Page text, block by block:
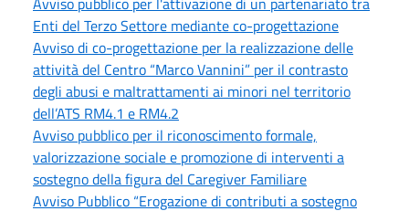
Enti del Terzo Settore mediante co-progettazione
Avviso di co-progettazione per la realizzazione delle
attività del Centro “Marco Vannini” per il contrasto
degli abusi e maltrattamenti ai minori nel territorio
dell’ATS RM4.1 e RM4.2
Avviso pubblico per il riconoscimento formale,
valorizzazione sociale e promozione di interventi a
sostegno della figura del Caregiver Familiare
Avviso Pubblico “Erogazione di contributi a sostegno